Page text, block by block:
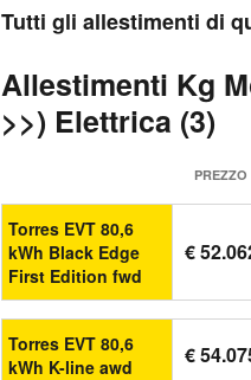
Tutti gli allestimenti di
Allestimenti Kg
>>) Elettrica (3)
PREZZO
Torres EVT 80,6
kWh Black Edge
First Edition fwd
€
Torres EVT 80,6
kWh K-line awd
€